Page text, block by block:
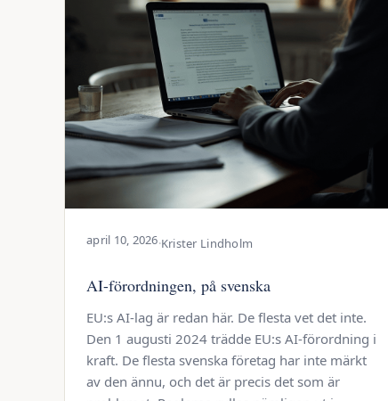
april 10, 2026·Krister Lindholm
AI-förordningen, på svenska
EU:s AI-lag är redan här. De flesta vet det inte.
Den 1 augusti 2024 trädde EU:s AI-förordning i
kraft. De flesta svenska företag har inte märkt
av den ännu, och det är precis det som är